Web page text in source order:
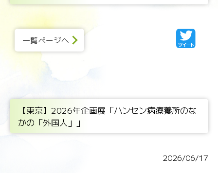
一覧ページへ
【東京】2026年企画展「ハンセン病療養所のな
かの「外国人」」
2026/06/17